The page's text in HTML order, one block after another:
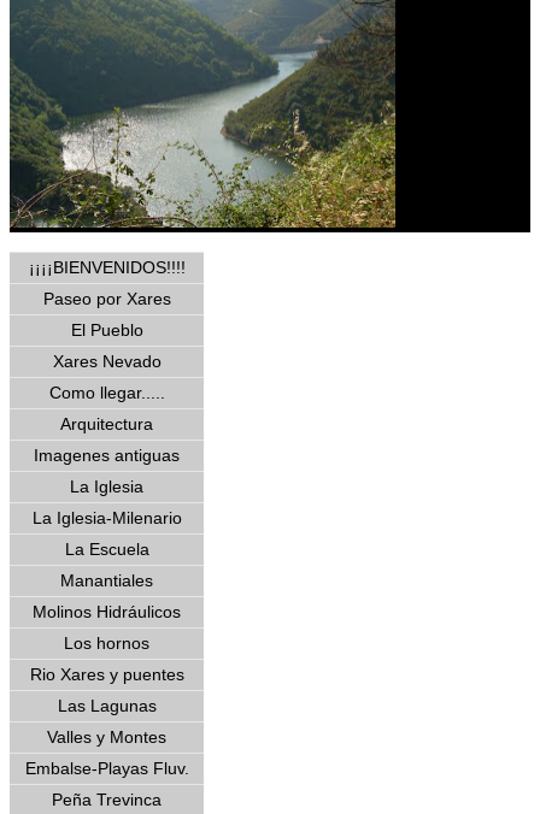
¡¡¡¡BIENVENIDOS!!!!
Paseo por Xares
El Pueblo
Xares Nevado
Como llegar.....
Arquitectura
Imagenes antiguas
La Iglesia
La Iglesia-Milenario
La Escuela
Manantiales
Molinos Hidráulicos
Los hornos
Rio Xares y puentes
Las Lagunas
Valles y Montes
Embalse-Playas Fluv.
Peña Trevinca